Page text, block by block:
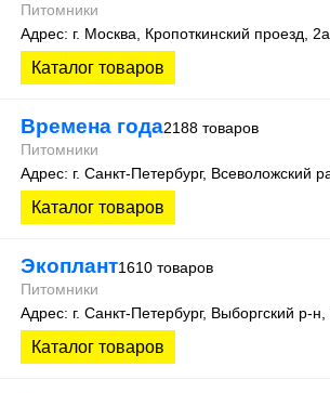
Питомники
Адрес: г. Москва, Кропоткинский проезд, 2а
Каталог товаров
Времена года2188 товаров
Питомники
Каталог товаров
Экоплант1610 товаров
Питомники
Каталог товаров